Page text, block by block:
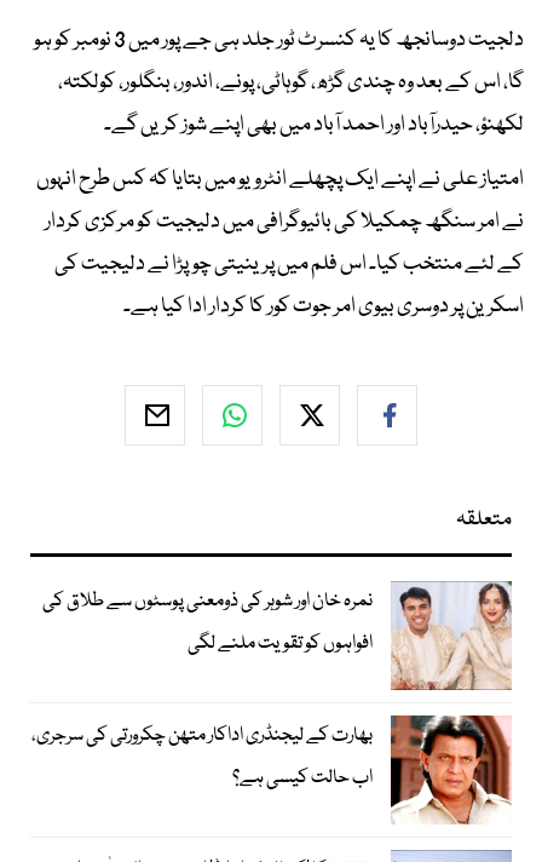
دلجیت دوسانجھ کا یہ کنسرٹ ٹور جلد ہی جے پور میں 3 نومبر کو ہو
گا، اس کے بعد وہ چندی گڑھ، گوہاٹی، پونے، اندور، بنگلور، کولکتہ،
لکھنؤ، حیدرآباد اور احمد آباد میں بھی اپنے شوز کریں گے۔
امتیاز علی نے اپنے ایک پچھلے انٹرویو میں بتایا کہ کس طرح انہوں
نے امر سنگھ چمکیلا کی بائیوگرافی میں دلیجیت کو مرکزی کردار
کے لئے منتخب کیا۔ اس فلم میں پرینیتی چوپڑا نے دلیجیت کی
اسکرین پر دوسری بیوی امر جوت کور کا کردار ادا کیا ہے۔
متعلقہ
نمرہ خان اور شوہر کی ذومعنی پوسٹوں سے طلاق کی
افواہوں کو تقویت ملنے لگی
بھارت کے لیجنڈری اداکار متھن چکرورتی کی سرجری،
اب حالت کیسی ہے؟